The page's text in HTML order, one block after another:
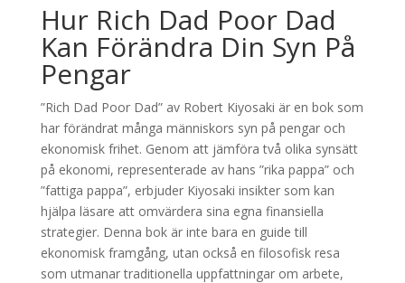
Hur Rich Dad Poor Dad
Kan Förändra Din Syn På
Pengar
”Rich Dad Poor Dad” av Robert Kiyosaki är en bok som
har förändrat många människors syn på pengar och
ekonomisk frihet. Genom att jämföra två olika synsätt
på ekonomi, representerade av hans ”rika pappa” och
”fattiga pappa”, erbjuder Kiyosaki insikter som kan
hjälpa läsare att omvärdera sina egna finansiella
strategier. Denna bok är inte bara en guide till
ekonomisk framgång, utan också en filosofisk resa
som utmanar traditionella uppfattningar om arbete,